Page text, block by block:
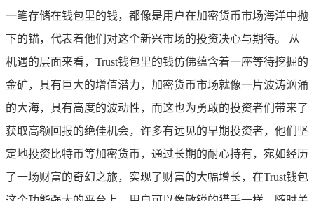
一笔存储在钱包里的钱，都像是用户在加密货币市场海洋中抛
下的锚，代表着他们对这个新兴市场的投资决心与期待。 从
机遇的层面来看，Trust钱包里的钱仿佛蕴含着一座等待挖掘的
金矿，具有巨大的增值潜力，加密货币市场就像一片波涛汹涌
的大海，具有高度的波动性，而这也为勇敢的投资者们带来了
获取高额回报的绝佳机会，许多有远见的早期投资者，他们坚
定地投资比特币等加密货币，通过长期的耐心持有，宛如经历
了一场财富的奇幻之旅，实现了财富的大幅增长，在Trust钱包